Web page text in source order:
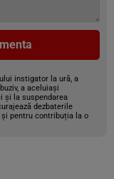
instigator la ură, a
a aceluiași
și la suspendarea
dezbaterile
pentru contribuția la o